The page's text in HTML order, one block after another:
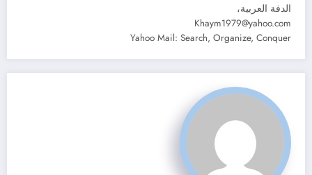
الدفة العربية،
Khaym1979@yahoo.com
Yahoo Mail: Search, Organize, Conquer